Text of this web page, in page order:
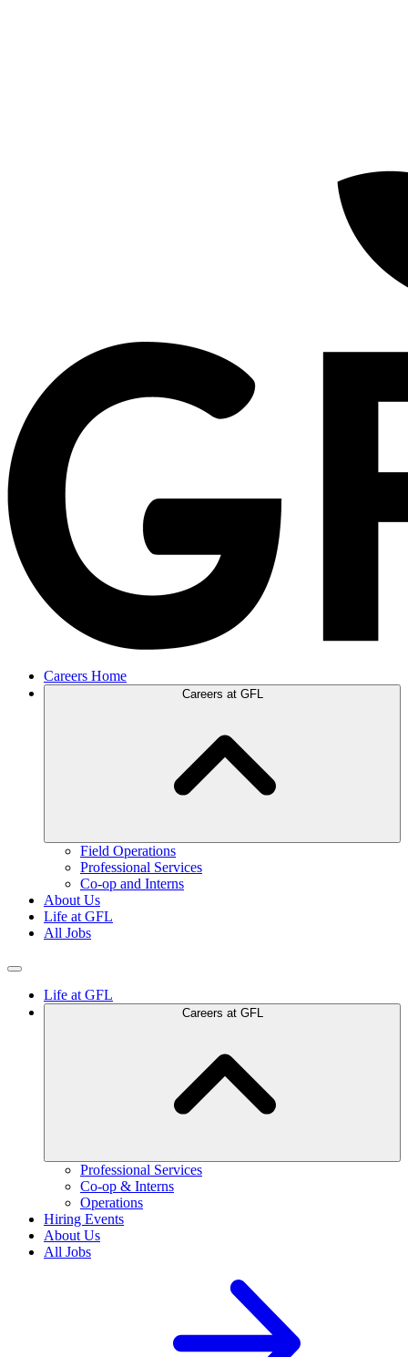
Careers Home
Careers at GFL
Field Operations
Professional Services
Co-op and Interns
About Us
Life at GFL
All Jobs
Life at GFL
Careers at GFL
Professional Services
Co-op & Interns
Operations
Hiring Events
About Us
All Jobs